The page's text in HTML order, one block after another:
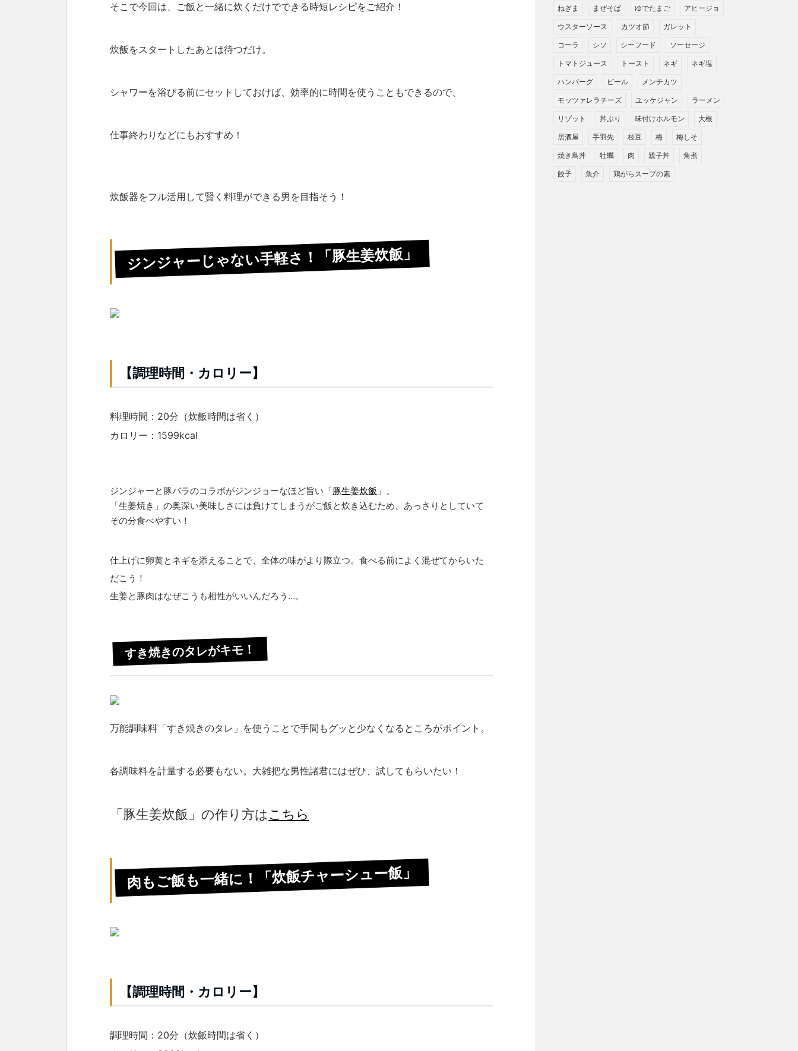
そこで今回は、ご飯と一緒に炊くだけでできる時短レシピをご紹介！
炊飯をスタートしたあとは待つだけ。
シャワーを浴びる前にセットしておけば、効率的に時間を使うこともできるので、
仕事終わりなどにもおすすめ！
炊飯器をフル活用して賢く料理ができる男を目指そう！
ジンジャーじゃない手軽さ！「豚生姜炊飯」
【調理時間・カロリー】
料理時間：20分（炊飯時間は省く）
カロリー：1599kcal
ジンジャーと豚バラのコラボがジンジョーなほど旨い「豚生姜炊飯 」。
「生姜焼き」の奥深い美味しさには負けてしまうがご飯と炊き込むため、あっさりとしていて
その分食べやすい！
仕上げに卵黄とネギを添えることで、全体の味がより際立つ。食べる前によく混ぜてからいた
だこう！
生姜と豚肉はなぜこうも相性がいいんだろう…。
すき焼きのタレがキモ！
万能調味料「すき焼きのタレ」を使うことで手間もグッと少なくなるところがポイント。
各調味料を計量する必要もない。大雑把な男性諸君にはぜひ、試してもらいたい！
「豚生姜炊飯」の作り方はこちら
肉もご飯も一緒に！「炊飯チャーシュー飯」
【調理時間・カロリー】
調理時間：20分（炊飯時間は省く）
ねぎま まぜそば ゆでたまご アヒージョ
ウスターソース カツオ節 ガレット
コーラ シソ シーフード ソーセージ
トマトジュース トースト ネギ ネギ塩
ハンバーグ ビール メンチカツ
モッツァレラチーズ ユッケジャン ラーメン
リゾット 丼ぶり 味付けホルモン 大根
居酒屋 手羽先 枝豆 梅 梅しそ
焼き鳥丼 牡蠣 肉 親子丼 角煮
餃子 魚介 鶏がらスープの素